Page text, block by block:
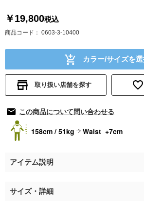
￥19,800税込
商品コード 0603-3-10400
カラー/サイズを
取り扱い店舗を探す
この商品について問い合わせる
158cm / 51kg Waist +7cm
アイテム説明
サイズ・詳細